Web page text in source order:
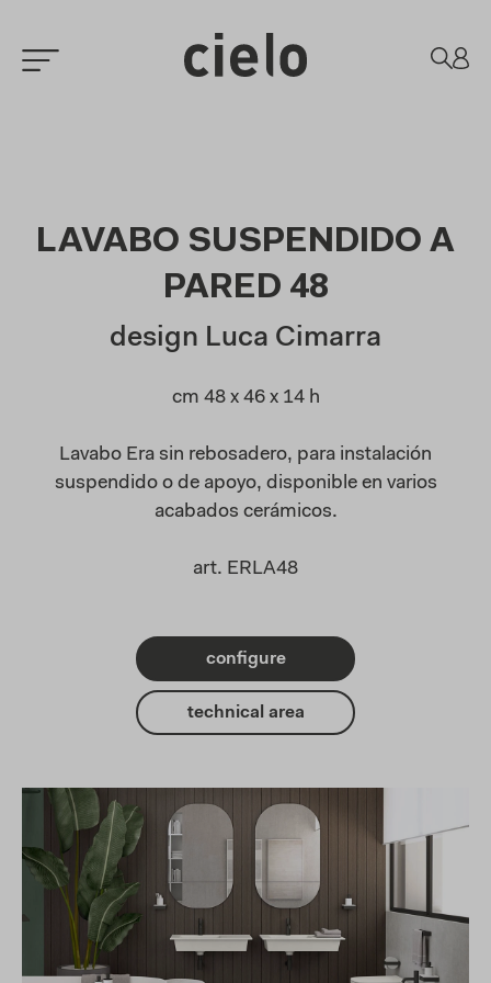
LAVABO SUSPENDIDO A
PARED 48
design Luca Cimarra
cm 48 x 46 x 14 h
Lavabo Era sin rebosadero, para instalación
suspendido o de apoyo, disponible en varios
acabados cerámicos.
art. ERLA48
configure
technical area